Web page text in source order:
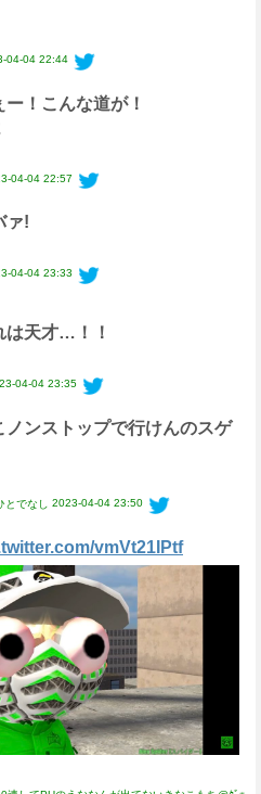
04-04 22:44
ー！こんな道が！
04-04 22:57
ァ!
04-04 23:33
は天才…！！
04-04 23:35
ノンストップで行けんのスゲ
とでなし 2023-04-04 23:50
vmVt21IPtf